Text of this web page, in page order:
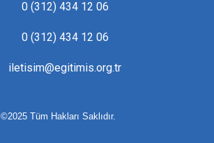
0 (312) 434 12 06
0 (312) 434 12 06
iletisim@egitimis.org.tr
©2025 Tüm Hakları Saklıdır.